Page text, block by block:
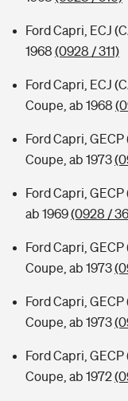
Ford Capri, ECJ
1968 (0928 / 311)
Ford Capri, ECJ
Coupe, ab 1968
Ford Capri, GECP
Coupe, ab 1973
Ford Capri, GECP
ab 1969(0928 /
Ford Capri, GECP
Coupe, ab 1973
Ford Capri, GECP
Coupe, ab 1973
Ford Capri, GECP
Coupe, ab 1972